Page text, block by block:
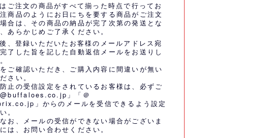
ご注文の商品がすべて揃った時点で行ってお
商品のようにお日にちを要する商品がご注文
合は、その商品の納品が完了次第の発送とな
あらかじめご了承ください。
、登録いただいたお客様のメールアドレス宛
了した旨を記した自動返信メールをお送りし
ご確認いただき、ご購入内容に間違いが無い
さい。
止の受信設定をされているお客様は、必ずご
@buffaloes.co.jp」「＠
」からのメールを受信できるよう設定
。
お、メールの受信ができない場合がございま
は、 お問い合わせください。